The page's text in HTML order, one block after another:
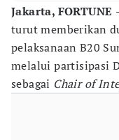
Jakarta, FORTUNE
turut memberikan
pelaksanaan B20
melalui partisipasi
sebagai Chair of